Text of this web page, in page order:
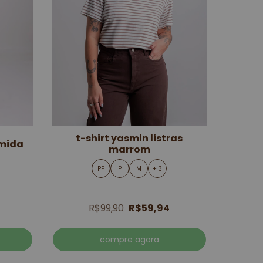
t-shirt yasmin listras
marrom
PP P M + 3
R$99,90 R$59,94
compre agora